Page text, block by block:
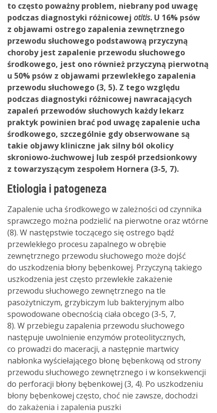
to często poważny problem, niebrany pod uwagę
podczas diagnostyki różnicowej otitis. U 16% psów
z objawami ostrego zapalenia zewnętrznego
przewodu słuchowego podstawową przyczyną
choroby jest zapalenie przewodu słuchowego
środkowego, jest ono również przyczyną pierwotną
u 50% psów z objawami przewlekłego zapalenia
przewodu słuchowego (3, 5). Z tego względu
podczas diagnostyki różnicowej nawracających
zapaleń przewodów słuchowych każdy lekarz
praktyk powinien brać pod uwagę zapalenie ucha
środkowego, szczególnie gdy obserwowane są
takie objawy kliniczne jak silny ból okolicy
skroniowo-żuchwowej lub zespół przedsionkowy
z towarzyszącym zespołem Hornera (3-5, 7).
Etiologia i patogeneza
Zapalenie ucha środkowego w zależności od czynnika
sprawczego można podzielić na pierwotne oraz wtórne
(8). W następstwie toczącego się ostrego bądź
przewlekłego procesu zapalnego w obrębie
zewnętrznego przewodu słuchowego może dojść
do uszkodzenia błony bębenkowej. Przyczyną takiego
uszkodzenia jest często przewlekłe zakażenie
przewodu słuchowego zewnętrznego na tle
pasożytniczym, grzybiczym lub bakteryjnym albo
spowodowane obecnością ciała obcego (3-5, 7,
8). W przebiegu zapalenia przewodu słuchowego
następuje uwolnienie enzymów proteolitycznych,
co prowadzi do maceracji, a następnie martwicy
nabłonka wyściełającego błonę bębenkową od strony
przewodu słuchowego zewnętrznego i w konsekwencji
do perforacji błony bębenkowej (3, 4). Po uszkodzeniu
błony bębenkowej często, choć nie zawsze, dochodzi
do zakażenia i zapalenia puszki